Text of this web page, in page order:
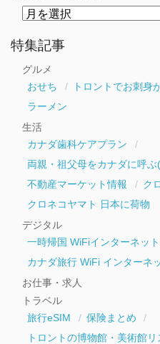
ー
カ
特集記事
グルメ
おせち
トロントでお刺身
ラーメン
生活
カナダ歯科ケアプラン
両親・祖父母をカナダに呼
不動産マーケット情報
ク
クロネコヤマト 日本に荷物
デジタル
一時帰国 WiFiインターネット
カナダ旅行 WiFi インターネ
お仕事・求人
トラベル
旅行eSIM
保険まとめ
トロントの博物館・美術館リ